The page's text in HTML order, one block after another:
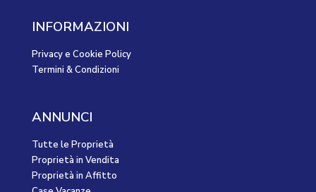
INFORMAZIONI
Privacy e Cookie Policy
Termini & Condizioni
ANNUNCI
Tutte le Proprietà
Proprietà in Vendita
Proprietà in Affitto